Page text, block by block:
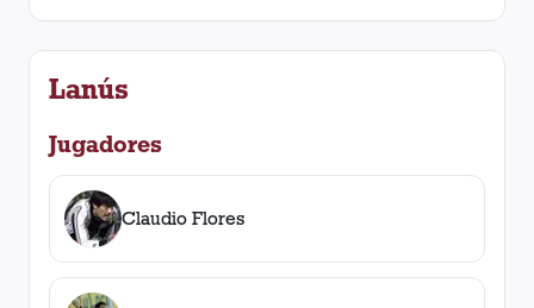
Lanús
Jugadores
Claudio Flores